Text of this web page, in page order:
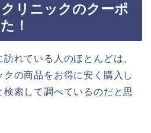
リニックのクーポ
！
れている人のほとんどは、
クの商品をお得に安く購入し
索して調べているのだと思